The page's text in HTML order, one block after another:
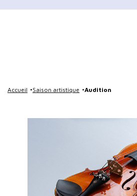
Accueil Saison artistique Audition